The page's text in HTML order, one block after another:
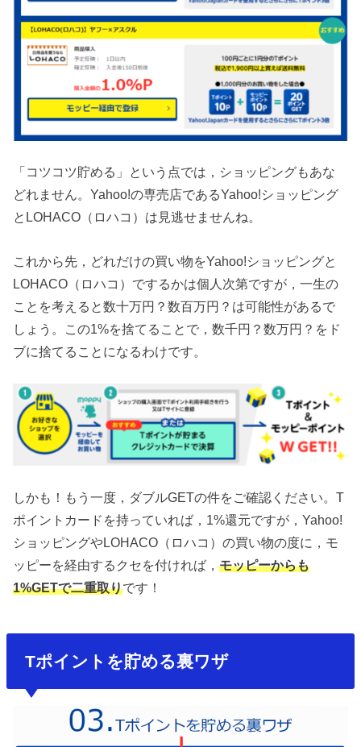
「コツコツ貯める」という点では，ショッピングもあな
どれません。Yahoo!の専売店であるYahoo!ショッピング
とLOHACO（ロハコ）は見逃せませんね。
これから先，どれだけの買い物をYahoo!ショッピングと
LOHACO（ロハコ）でするかは個人次第ですが，一生の
ことを考えると数十万円？数百万円？は可能性があるで
しょう。この1%を捨てることで，数千円？数万円？をド
ブに捨てることになるわけです。
しかも！もう一度，ダブルGETの件をご確認ください。T
ポイントカードを持っていれば，1%還元ですが，Yahoo!
ショッピングやLOHACO（ロハコ）の買い物の度に，モ
ッピーを経由するクセを付ければ，モッピーからも
1%GETで二重取りです！
Tポイントを貯める裏ワザ